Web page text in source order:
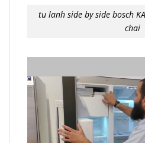
tu lanh side by side bosch
chai